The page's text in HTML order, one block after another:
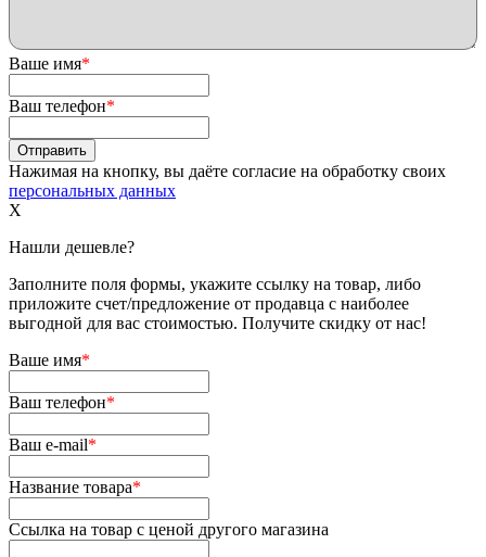
Ваше имя*
Ваш телефон*
Нажимая на кнопку, вы даёте согласие на обработку своих
персональных данных
X
Нашли дешевле?
Заполните поля формы, укажите ссылку на товар, либо
приложите счет/предложение от продавца с наиболее
выгодной для вас стоимостью. Получите скидку от нас!
Ваше имя*
Ваш телефон*
Ваш e-mail*
Название товара*
Ссылка на товар с ценой другого магазина